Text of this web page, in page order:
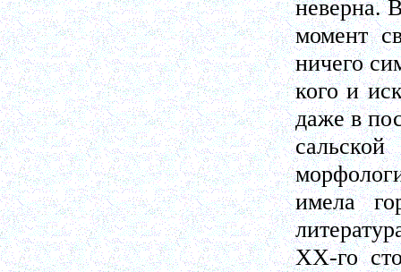
неверна.
момент
ничего
кого и
даже в
имела
XX-го